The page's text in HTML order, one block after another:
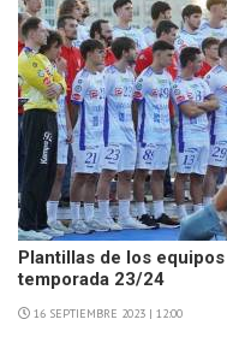
Plantillas de los
temporada 23/24
16 SEPTIEMBRE 2023 | 12:00